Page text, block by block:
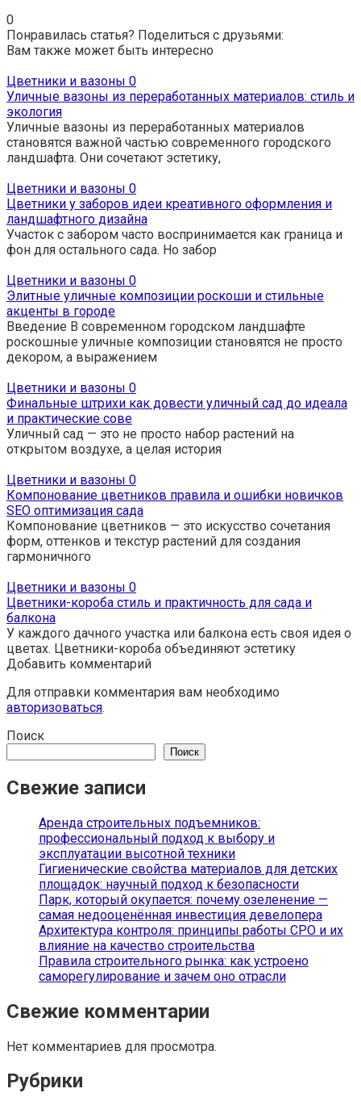
0
Понравилась статья? Поделиться с друзьями:
Вам также может быть интересно
Цветники и вазоны 0
Уличные вазоны из переработанных материалов: стиль и
экология
Уличные вазоны из переработанных материалов
становятся важной частью современного городского
ландшафта. Они сочетают эстетику,
Цветники и вазоны 0
Цветники у заборов идеи креативного оформления и
ландшафтного дизайна
Участок с забором часто воспринимается как граница и
фон для остального сада. Но забор
Цветники и вазоны 0
Элитные уличные композиции роскоши и стильные
акценты в городе
Введение В современном городском ландшафте
роскошные уличные композиции становятся не просто
декором, а выражением
Цветники и вазоны 0
Финальные штрихи как довести уличный сад до идеала
и практические сове
Уличный сад — это не просто набор растений на
открытом воздухе, а целая история
Цветники и вазоны 0
Компонование цветников правила и ошибки новичков
SEO оптимизация сада
Компонование цветников — это искусство сочетания
форм, оттенков и текстур растений для создания
гармоничного
Цветники и вазоны 0
Цветники-короба стиль и практичность для сада и
балкона
У каждого дачного участка или балкона есть своя идея о
цветах. Цветники-короба объединяют эстетику
Добавить комментарий
Для отправки комментария вам необходимо
авторизоваться.
Поиск
Поиск
Свежие записи
Аренда строительных подъемников:
профессиональный подход к выбору и
эксплуатации высотной техники
Гигиенические свойства материалов для детских
площадок: научный подход к безопасности
Парк, который окупается: почему озеленение —
самая недооценённая инвестиция девелопера
Архитектура контроля: принципы работы СРО и их
влияние на качество строительства
Правила строительного рынка: как устроено
саморегулирование и зачем оно отрасли
Свежие комментарии
Нет комментариев для просмотра.
Рубрики